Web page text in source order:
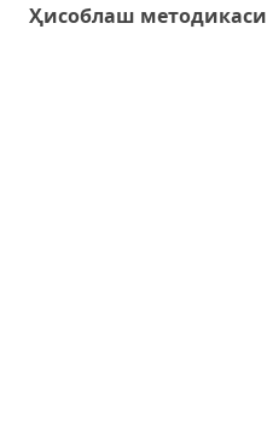
Ҳисоблаш методикаси